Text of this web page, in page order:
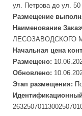
ул. Петрова до ул.
Размещение
Наименование
ЛЕСОЗАВОДСКОГО
Начальная цена
Размещено:
Обновлено:
Этап размещения: